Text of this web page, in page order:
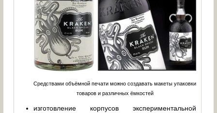
Средствами объёмной печати можно создавать макеты упаковки
товаров и различных ёмкостей
изготовление корпусов экспериментальной